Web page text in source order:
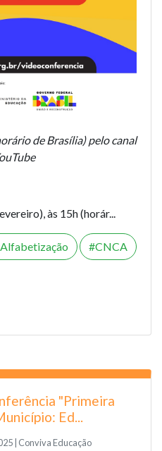
de Brasília) pelo canal
às 15h (horár...
Alfabetização CNCA
"Primeira
Ed...
| Conviva Educação